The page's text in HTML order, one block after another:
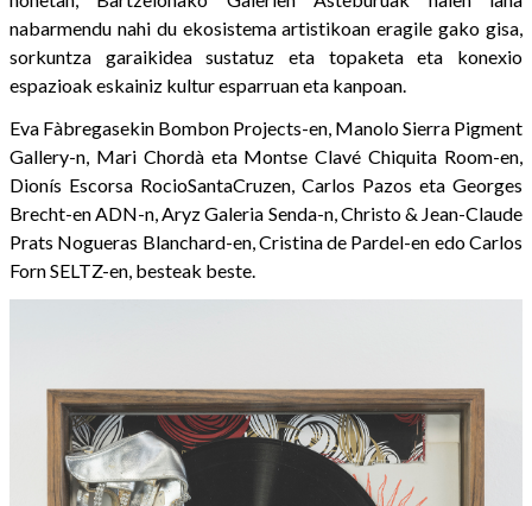
nabarmendu nahi du ekosistema artistikoan eragile gako gisa,
sorkuntza garaikidea sustatuz eta topaketa eta konexio
espazioak eskainiz kultur esparruan eta kanpoan.
Eva Fàbregasekin Bombon Projects-en, Manolo Sierra Pigment
Gallery-n, Mari Chordà eta Montse Clavé Chiquita Room-en,
Dionís Escorsa RocioSantaCruzen, Carlos Pazos eta Georges
Brecht-en ADN-n, Aryz Galeria Senda-n, Christo & Jean-Claude
Prats Nogueras Blanchard-en, Cristina de Pardel-en edo Carlos
Forn SELTZ-en, besteak beste.